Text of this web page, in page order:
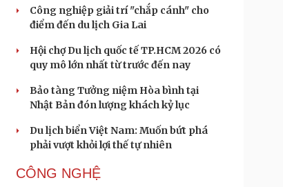
Công nghiệp giải trí "chắp cánh" cho
điểm đến du lịch Gia Lai
Hội chợ Du lịch quốc tế TP.HCM 2026 có
quy mô lớn nhất từ trước đến nay
Bảo tàng Tưởng niệm Hòa bình tại
Nhật Bản đón lượng khách kỷ lục
Du lịch biển Việt Nam: Muốn bứt phá
phải vượt khỏi lợi thế tự nhiên
CÔNG NGHỆ